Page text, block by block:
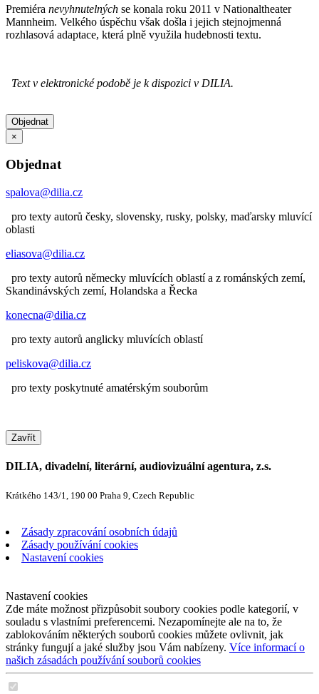
Premiéra nevyhnutelných se konala roku 2011 v Nationaltheater
Mannheim. Velkého úspěchu však došla i jejich stejnojmenná
rozhlasová adaptace, která plně využila hudebnosti textu.
Text v elektronické podobě je k dispozici v DILIA.
Objednat
×
Objednat
spalova@dilia.cz
pro texty autorů česky, slovensky, rusky, polsky, maďarsky mluvící
oblasti
eliasova@dilia.cz
pro texty autorů německy mluvících oblastí a z románských zemí,
Skandinávských zemí, Holandska a Řecka
konecna@dilia.cz
pro texty autorů anglicky mluvících oblastí
peliskova@dilia.cz
pro texty poskytnuté amatérským souborům
Zavřít
DILIA, divadelní, literární, audiovizuální agentura, z.s.
Krátkého 143/1, 190 00 Praha 9, Czech Republic
Zásady zpracování osobních údajů
Zásady používání cookies
Nastavení cookies
Nastavení cookies
Zde máte možnost přizpůsobit soubory cookies podle kategorií, v
souladu s vlastními preferencemi. Nezapomínejte ale na to, že
zablokováním některých souborů cookies můžete ovlivnit, jak
stránky fungují a jaké služby jsou Vám nabízeny. Více informací o
našich zásadách používání souborů cookies